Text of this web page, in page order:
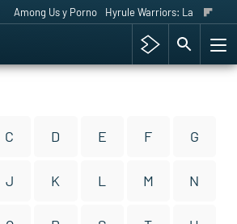
Among Us y Porno Hyrule Warriors: La Era del
C D E F G
J K L M N